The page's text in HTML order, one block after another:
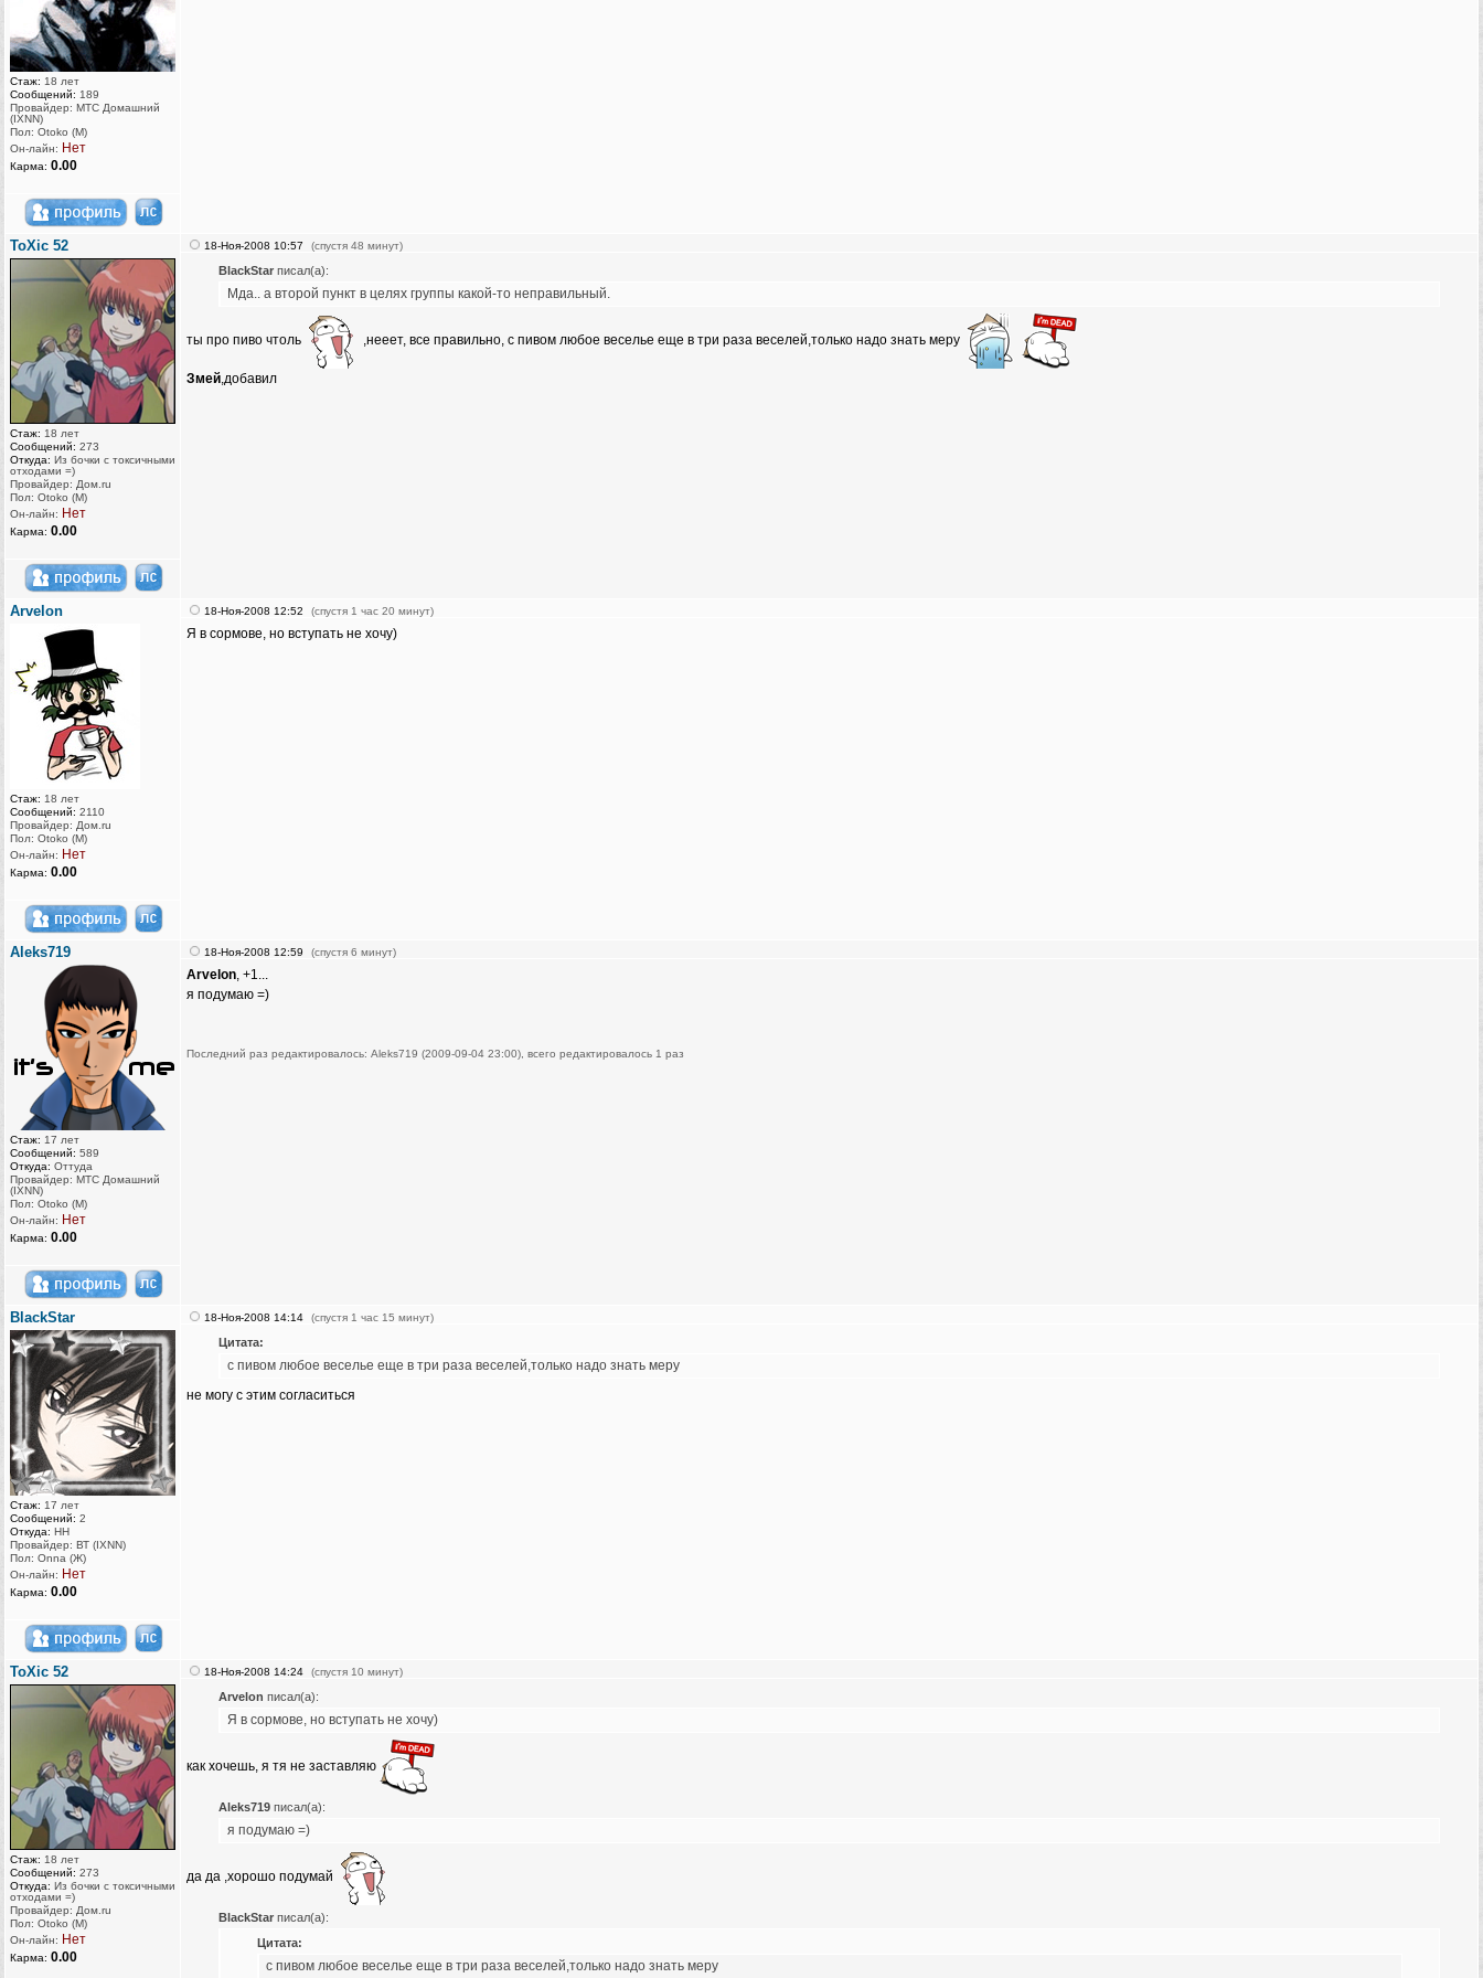
Стаж: 18 лет
Сообщений: 189
Провайдер: МТС Домашний
(IXNN)
Пол: Otoko (M)
Он-лайн: Нет
Карма: 0.00
ToXic 52
Стаж: 18 лет
Сообщений: 273
Откуда: Из бочки с токсичными
отходами =)
Провайдер: Дом.ru
Пол: Otoko (M)
Он-лайн: Нет
Карма: 0.00
18-Ноя-2008 10:57 (спустя 48 минут)
BlackStar писал(а):
Мда.. а второй пункт в целях группы какой-то неправильный.
ты про пиво чтоль ,нееет, все правильно, с пивом любое веселье еще в три раза веселей,только надо знать меру
Змей,добавил
Arvelon
Стаж: 18 лет
Сообщений: 2110
Провайдер: Дом.ru
Пол: Otoko (M)
Он-лайн: Нет
Карма: 0.00
18-Ноя-2008 12:52 (спустя 1 час 20 минут)
Я в сормове, но вступать не хочу)
Aleks719
Стаж: 17 лет
Сообщений: 589
Откуда: Оттуда
Провайдер: МТС Домашний
(IXNN)
Пол: Otoko (M)
Он-лайн: Нет
Карма: 0.00
18-Ноя-2008 12:59 (спустя 6 минут)
Arvelon, +1...
я подумаю =)
Последний раз редактировалось: Aleks719 (2009-09-04 23:00), всего редактировалось 1 раз
BlackStar
Стаж: 17 лет
Сообщений: 2
Откуда: НН
Провайдер: ВТ (IXNN)
Пол: Onna (Ж)
Он-лайн: Нет
Карма: 0.00
18-Ноя-2008 14:14 (спустя 1 час 15 минут)
Цитата:
с пивом любое веселье еще в три раза веселей,только надо знать меру
не могу с этим согласиться
ToXic 52
Стаж: 18 лет
Сообщений: 273
Откуда: Из бочки с токсичными
отходами =)
Провайдер: Дом.ru
Пол: Otoko (M)
Он-лайн: Нет
Карма: 0.00
18-Ноя-2008 14:24 (спустя 10 минут)
Arvelon писал(а):
Я в сормове, но вступать не хочу)
как хочешь, я тя не заставляю
Aleks719 писал(а):
я подумаю =)
да да ,хорошо подумай
BlackStar писал(а):
Цитата:
с пивом любое веселье еще в три раза веселей,только надо знать меру